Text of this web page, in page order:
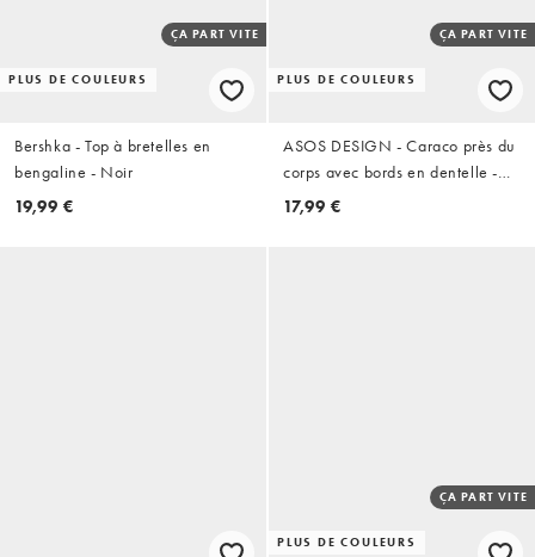
PLUS DE COULEURS
ÇA PART VITE
Bershka - Top à bretelles en
bengaline - Noir
19,99 €
PLUS DE COULEURS
ÇA PART VITE
ASOS DESIGN - Caraco près du
corps avec bords en dentelle -
Noir
17,99 €
PLUS DE COULEURS
ÇA PART VITE